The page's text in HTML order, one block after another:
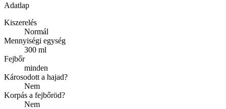
Adatlap
Kiszerelés
Normál
Mennyiségi egység
300 ml
Fejbőr
minden
Károsodott a hajad?
Nem
Korpás a fejbőröd?
Nem